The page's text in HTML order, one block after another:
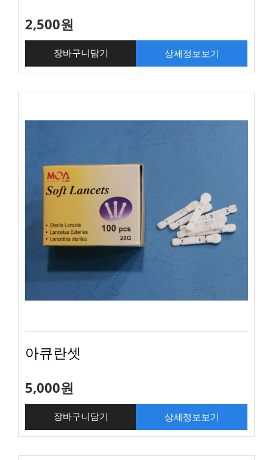
2,500원
장바구니담기 상세정보보기
아큐란셋
5,000원
장바구니담기 상세정보보기